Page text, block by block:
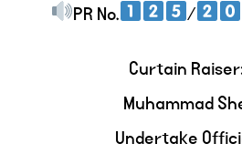
PR No.
/
Curtain
Muhammad
Undertake